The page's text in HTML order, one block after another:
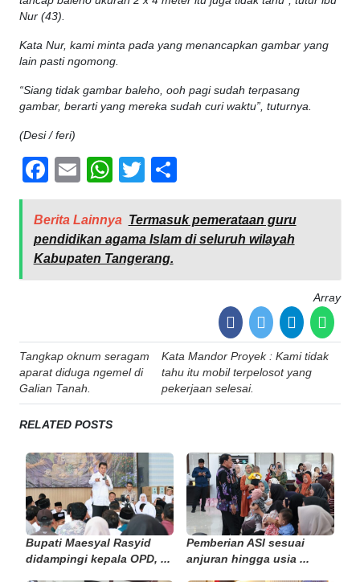
Nur (43).
Kata Nur, kami minta pada yang menancapkan gambar yang
lain pasti ngomong.
“Siang tidak gambar baleho, ooh pagi sudah terpasang
gambar, berarti yang mereka sudah curi waktu”, tuturnya.
(Desi / feri)
Facebook
EmailWhatsApp
Twitter
Berita Lainnya Termasuk pemerataan guru
pendidikan agama Islam di seluruh wilayah
Kabupaten Tangerang.
Array
Post
navigation
Tangkap oknum seragam
aparat diduga ngemel di
Galian Tanah.
Kata Mandor Proyek : Kami tidak
tahu itu mobil terpelosot yang
pekerjaan selesai.
RELATED POSTS
Bupati Maesyal Rasyid
didampingi kepala OPD, ...
Pemberian ASI sesuai
anjuran hingga usia ...